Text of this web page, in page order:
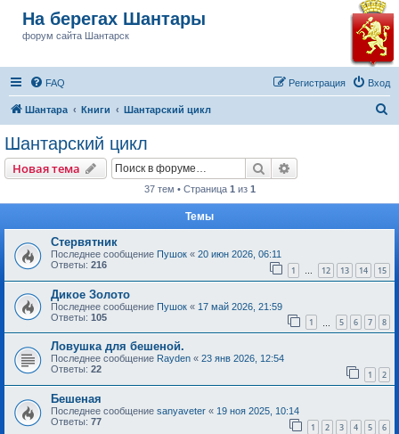
На берегах Шантары
форум сайта Шантарск
FAQ Вход
Регистрация
Шантара Книги Шантарский цикл
Шантарский цикл
Новая тема Поиск
37 тем • Страница 1 из 1
Темы
Стервятник
Последнее сообщение Пушок « 20 июн 2026, 06:11
Ответы: 216 1 … 12 13 14 15
Дикое Золото
Последнее сообщение Пушок « 17 май 2026, 21:59
Ответы: 105 1 5 6 7 8
Ловушка для бешеной.
Последнее сообщение Rayden « 23 янв 2026, 12:54
Ответы: 22 1 2
Бешеная
Последнее сообщение sanyaveter « 19 ноя 2025, 10:14
Ответы: 77 1 2 3 4 5 6